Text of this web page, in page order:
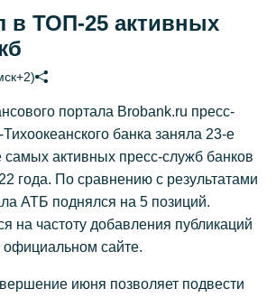
в ТОП-25 активных
портала Brobank.ru пресс-
банка заняла 23-е
самых активных пресс-служб банков
года. По сравнению с результатами
АТБ поднялся на 5 позиций.
на частоту добавления публикаций
сайте.
июня позволяет подвести